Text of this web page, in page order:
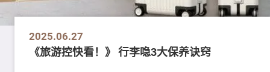
2025.06.27
《旅游控快看！》 行李喼3大保养诀窍